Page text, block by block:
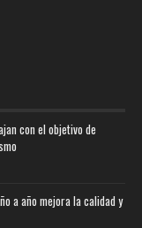
con el objetivo de
a año mejora la calidad y